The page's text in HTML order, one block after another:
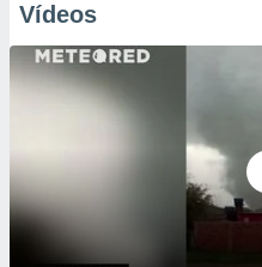
Vídeos